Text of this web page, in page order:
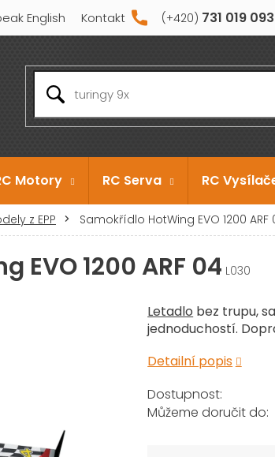
731 019 093
English Kontakt
Motory RC Serva RC
z EPP Samokřídlo HotWing EVO 1200 ARF
EVO 1200 ARF 04 L030
Letadlo bez trupu,
jednoduchostí.
Detailní popis